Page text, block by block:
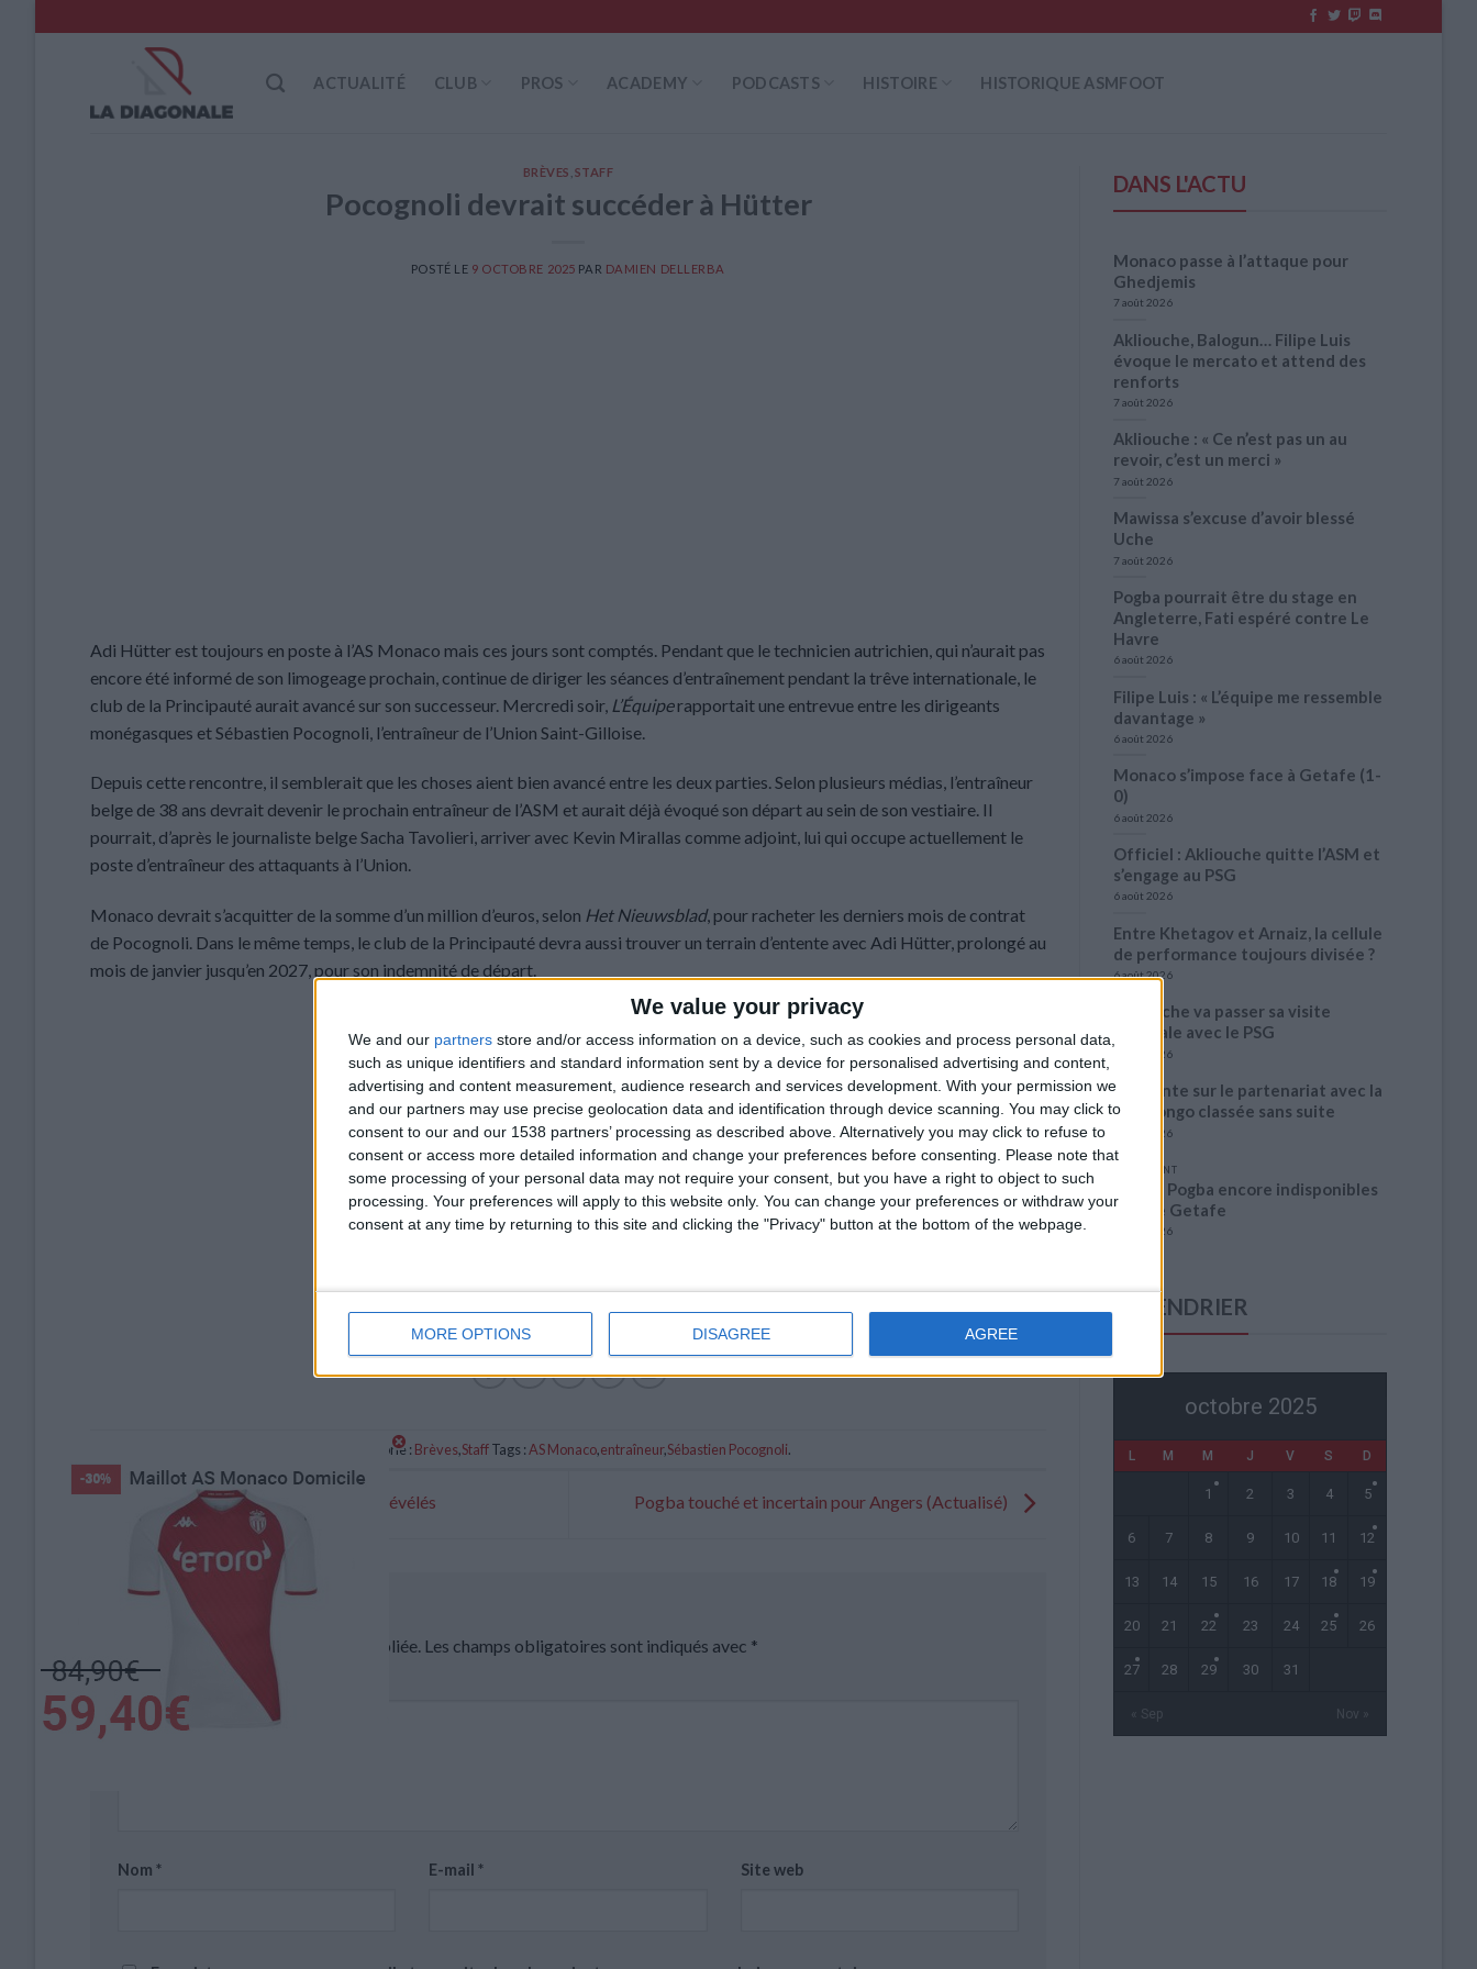
We value your privacy
We and our partners store and/or access information on a device, such as cookies and process personal data,
such as unique identifiers and standard information sent by a device for personalised advertising and content,
advertising and content measurement, audience research and services development. With your permission we
and our partners may use precise geolocation data and identification through device scanning. You may click to
consent to our and our 1538 partners’ processing as described above. Alternatively you may click to refuse to
consent or access more detailed information and change your preferences before consenting.
Please note that
some processing of your personal data may not require your consent, but you have a right to object to such
processing. Your preferences will apply to this website only. You can change your preferences or withdraw your
consent at any time by returning to this site and clicking the "Privacy" button at the bottom of the webpage.
MORE OPTIONS DISAGREE AGREE
to
ACTUALITÉ CLUB PROS ACADEMY PODCASTS HISTOIRE HISTORIQUE ASMFOOT
BRÈVES STAFF
Pocognoli devrait succéder à Hütter
POSTÉ LE 9 OCTOBRE 2025 PAR DAMIEN DELLERBA
Adi Hütter est toujours en poste à l’AS Monaco mais ces jours sont comptés. Pendant que le technicien autrichien, qui n’aurait pas
encore été informé de son limogeage prochain, continue de diriger les séances d’entraînement pendant la trêve internationale, le
club de la Principauté aurait avancé sur son successeur. Mercredi soir, L’Équiperapportait une entrevue entre les dirigeants
monégasques et Sébastien Pocognoli, l’entraîneur de l’Union Saint-Gilloise.
Depuis cette rencontre, il semblerait que les choses aient bien avancé entre les deux parties. Selon plusieurs médias, l’entraîneur
belge de 38 ans devrait devenir le prochain entraîneur de l’ASM et aurait déjà évoqué son départ au sein de son vestiaire. Il
pourrait, d’après le journaliste belge Sacha Tavolieri, arriver avec Kevin Mirallas comme adjoint, lui qui occupe actuellement le
poste d’entraîneur des attaquants à l’Union.
Monaco devrait s’acquitter de la somme d’un million d’euros, selon Het Nieuwsblad, pour racheter les derniers mois de contrat
de Pocognoli. Dans le même temps, le club de la Principauté devra aussi trouver un terrain d’entente avec Adi Hütter, prolongé au
mois de janvier jusqu’en 2027, pour son indemnité de départ.
Catégorie : Brèves,StaffTags :AS Monaco,entraîneur,Sébastien Pocognoli.
Les futurs sièges rouges et blancs révélés Pogba touché et incertain pour Angers (Actualisé)
Laisser un commentaire
Votre adresse e-mail ne sera pas publiée. Les champs obligatoires sont indiqués avec *
Commentaire
Nom * E-mail* Site web
DANS L'ACTU
Monaco passe à l’attaque pour
Ghedjemis
7 août 2026
Akliouche, Balogun… Filipe Luis
évoque le mercato et attend des
renforts
7 août 2026
Akliouche : « Ce n’est pas un au
revoir, c’est un merci »
7 août 2026
Mawissa s’excuse d’avoir blessé
Uche
7 août 2026
Pogba pourrait être du stage en
Angleterre, Fati espéré contre Le
Havre
6 août 2026
Filipe Luis : « L’équipe me ressemble
davantage »
6 août 2026
Monaco s’impose face à Getafe (1-
0)
6 août 2026
Officiel : Akliouche quitte l’ASM et
s’engage au PSG
6 août 2026
Entre Khetagov et Arnaiz, la cellule
de performance toujours divisée ?
6 août 2026
Akliouche va passer sa visite
médicale avec le PSG
6 août 2026
La plainte sur le partenariat avec la
R.D. Congo classée sans suite
6 août 2026
1 COMMENT
Fati et Pogba encore indisponibles
contre Getafe
6 août 2026
CALENDRIER
octobre 2025
L M M J V S D
« Sep Nov »
1 2 3 4 5
6 7 8 9 10 11 12
13 14 15 16 17 18 19
20 21 22 23 24 25 26
27 28 29 30 31